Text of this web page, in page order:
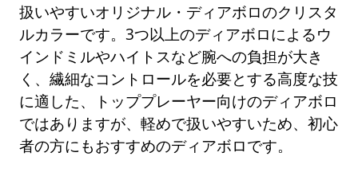
扱いやすいオリジナル・ディアボロのクリスタ
ルカラーです。3つ以上のディアボロによるウ
インドミルやハイトスなど腕への負担が大き
く、繊細なコントロールを必要とする高度な技
に適した、トッププレーヤー向けのディアボロ
ではありますが、軽めで扱いやすいため、初心
者の方にもおすすめのディアボロです。